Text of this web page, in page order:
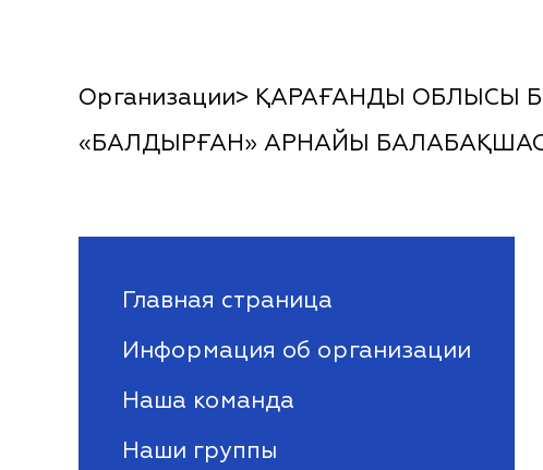
Организации> ҚАРАҒАНДЫ ОБЛЫСЫ
«БАЛДЫРҒАН» АРНАЙЫ
Главная страница
Информация об организации
Наша команда
Наши группы